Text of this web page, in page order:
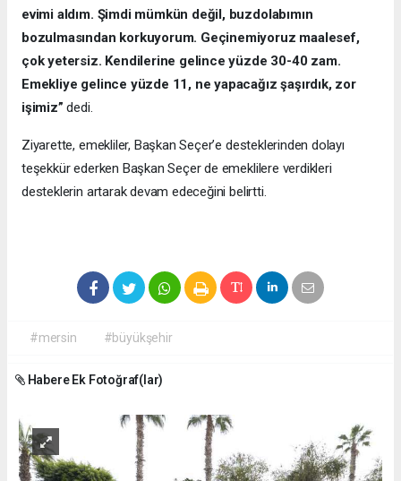
evimi aldım. Şimdi mümkün değil, buzdolabımın
bozulmasından korkuyorum. Geçinemiyoruz maalesef,
çok yetersiz. Kendilerine gelince yüzde 30-40 zam.
Emekliye gelince yüzde 11, ne yapacağız şaşırdık, zor
işimiz” dedi.
Ziyarette, emekliler, Başkan Seçer’e desteklerinden dolayı
teşekkür ederken Başkan Seçer de emeklilere verdikleri
desteklerin artarak devam edeceğini belirtti.
#mersin #büyükşehir
Habere Ek Fotoğraf(lar)